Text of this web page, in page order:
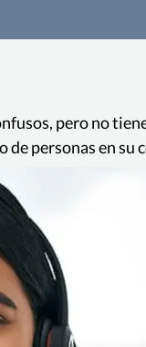
pero no
personas en